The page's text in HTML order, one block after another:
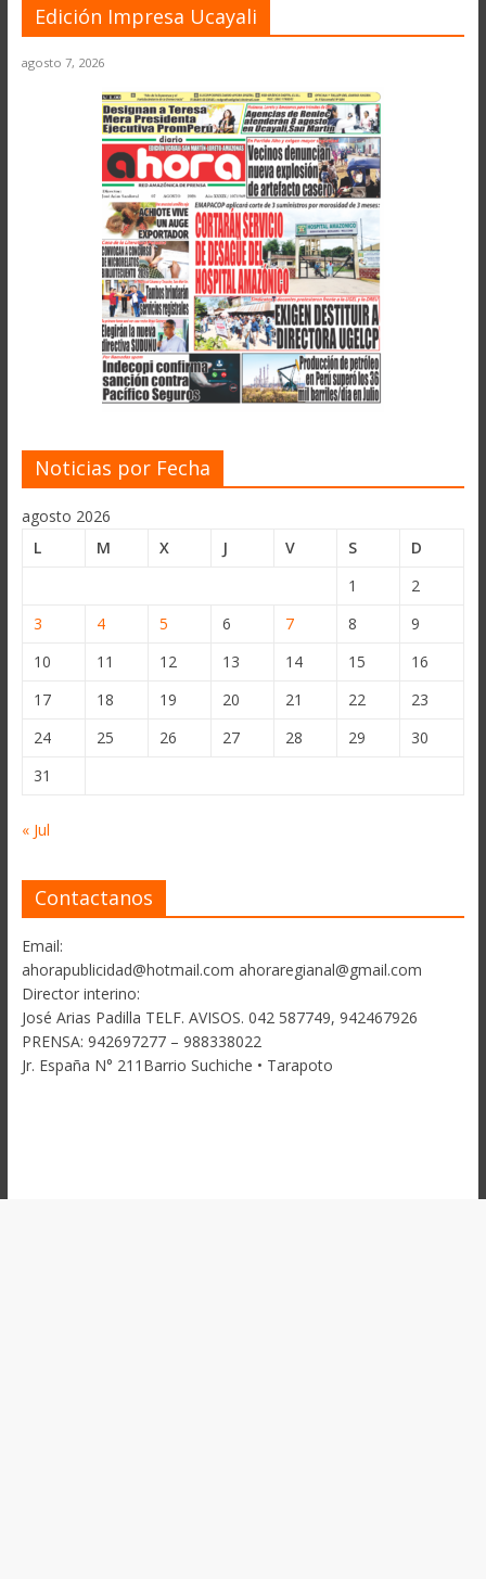
Edición Impresa Ucayali
agosto 7, 2026
Noticias por Fecha
agosto 2026
L
M X J V S
D
1
2
3
4 5 6 7 8
9
10
11 12 13 14 15
16
17
18 19 20 21 22
23
24
25 26 27 28 29
30
31
« Jul
Contactanos
Email:
ahorapublicidad@hotmail.com ahoraregianal@gmail.com
Director interino:
José Arias Padilla TELF. AVISOS. 042 587749, 942467926
PRENSA: 942697277 – 988338022
Jr. España N° 211Barrio Suchiche • Tarapoto